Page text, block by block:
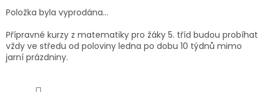
Položka byla vyprodána…
Přípravné kurzy z matematiky pro žáky 5. tříd budou probíhat
vždy ve středu od poloviny ledna po dobu 10 týdnů mimo
jarní prázdniny.